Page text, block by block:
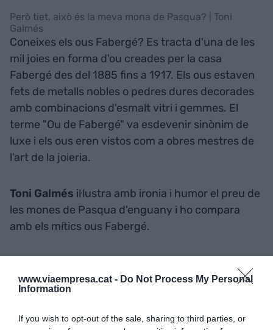
www.viaempresa.cat - Do Not Process My Personal
Information
If you wish to opt-out of the sale, sharing to third parties, or
Però tiet, això és la meva mona de Pasqua? | Toni
Galmés
Coneixes els ous Fabergé? Es tracta d'una de les
mil joies en forma d'ou creades per la casa
Fabergé des del 1885 fins a 1917. Els ous estaven
fets de metalls nobles o pedres dures decorades
amb combinacions d'esmalt vitri i gemmes. El
terme "Ou de Fabergé" va esdevenir sinònim de
luxe i els ous eren vistos com a obres mestres de
l'art de la joieria.
Toni Galmés il·lustra amb ironia i humor el preu de
les mones de Pasqua d'enguany i ho compara
amb els mítics ous Fabergé.
com a font preferida de
Google de forma gratuïta
Estigues informat amb les últimes notícies d'actualitat